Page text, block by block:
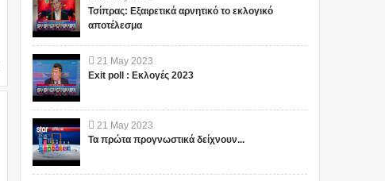
Τσίπρας: Εξαιρετικά αρνητικό το εκλογικό
αποτέλεσμα
21 May 2023
Exit poll : Εκλογές 2023
21 May 2023
Τα πρώτα προγνωστικά δείχνουν...